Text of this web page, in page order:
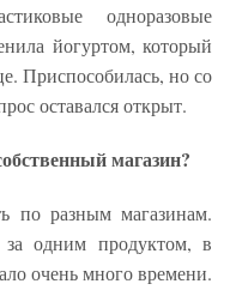
одноразовые
йогуртом, который
Приспособилась, но со
оставался открыт.
магазин?
по разным магазинам.
одним продуктом, в
очень много времени.